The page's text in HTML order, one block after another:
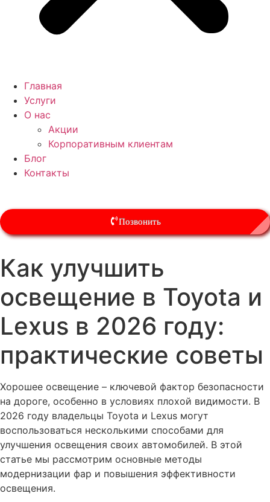
Главная
Услуги
О нас
Акции
Корпоративным клиентам
Блог
Контакты
Позвонить
Как улучшить
освещение в Toyota и
Lexus в 2026 году:
практические советы
Хорошее освещение – ключевой фактор безопасности
на дороге, особенно в условиях плохой видимости. В
2026 году владельцы Toyota и Lexus могут
воспользоваться несколькими способами для
улучшения освещения своих автомобилей. В этой
статье мы рассмотрим основные методы
модернизации фар и повышения эффективности
освещения.